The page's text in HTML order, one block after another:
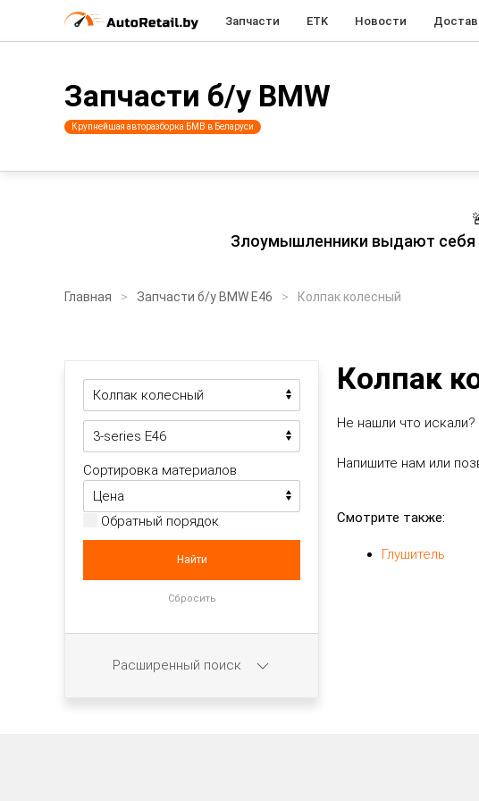
Запчасти ETK Новости
Запчасти б/у BMW
Крупнейшая авторазборка БМВ в Беларуси
Злоумышленники выдают себя
Главная Запчасти б/у BMW E46 Колпак колесный
Колпак
Не нашли что искали?
Напишите нам или
Смотрите также:
Глушитель
Сортировка материалов
Обратный порядок
Расширенный поиск